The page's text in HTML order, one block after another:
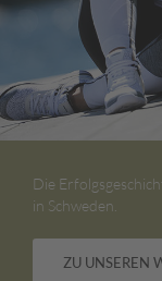
Die
in Schweden.
ZU UNSEREN